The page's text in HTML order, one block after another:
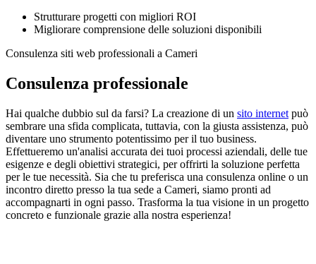
Strutturare progetti con migliori ROI
Migliorare comprensione delle soluzioni disponibili
Consulenza siti web professionali a Cameri
Consulenza professionale
Hai qualche dubbio sul da farsi? La creazione di un sito internet può
sembrare una sfida complicata, tuttavia, con la giusta assistenza, può
diventare uno strumento potentissimo per il tuo business.
Effettueremo un'analisi accurata dei tuoi processi aziendali, delle tue
esigenze e degli obiettivi strategici, per offrirti la soluzione perfetta
per le tue necessità. Sia che tu preferisca una consulenza online o un
incontro diretto presso la tua sede a Cameri, siamo pronti ad
accompagnarti in ogni passo. Trasforma la tua visione in un progetto
concreto e funzionale grazie alla nostra esperienza!